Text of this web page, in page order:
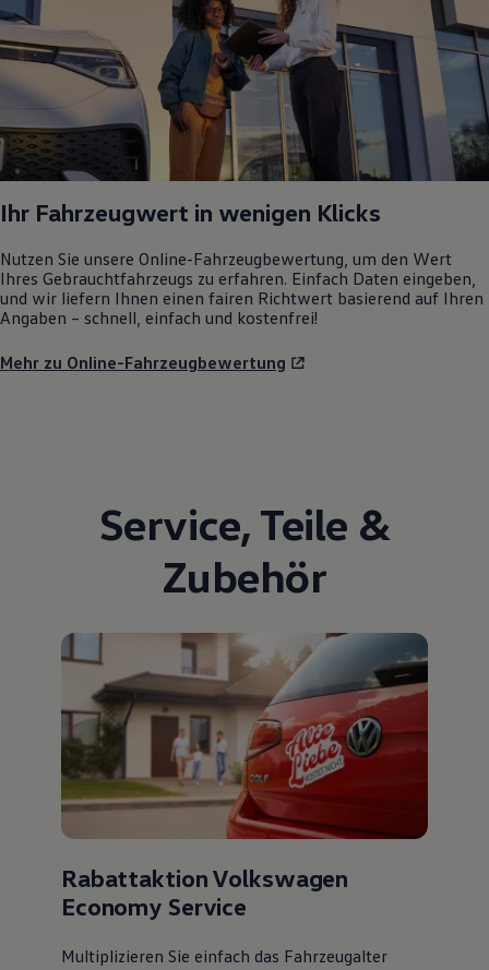
Ihr Fahrzeugwert in wenigen Klicks
Nutzen Sie unsere Online-Fahrzeugbewertung, um den Wert
Ihres Gebrauchtfahrzeugs zu erfahren. Einfach Daten eingeben,
und wir liefern Ihnen einen fairen Richtwert basierend auf Ihren
Angaben – schnell, einfach und kostenfrei!
Mehr zu Online-Fahrzeugbewertung
Service, Teile &
Zubehör
Rabattaktion Volkswagen
Economy Service
Multiplizieren Sie einfach das Fahrzeugalter